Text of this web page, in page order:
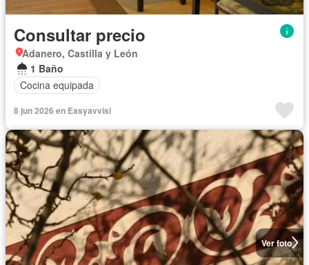
Consultar precio
Adanero, Castilla y León
1 Baño
Cocina equipada
8 jun 2026 en Easyavvisi
Ver foto